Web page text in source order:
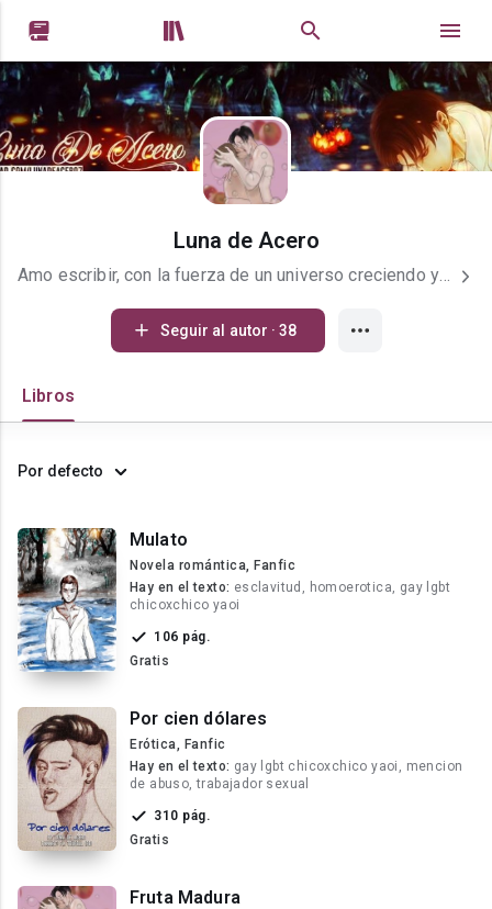
 
Luna de Acero
Amo escribir, con la fuerza de un universo creciendo y expandiéndose. Los años pasan, uno envejece, los hijos maduran, pero el amor por leer y escribir jamás mengua. Soy una escritora de alma, llevo más de 10 años escribiendo desde as sombras, sueño con que algún día pueda ver publicados mis libros, este sueño unca será abandonado. Me gusta escribir más que nada sobre romance LGTBi+, espero se sientan a gusto conmigo y también tienen la opción para seguir de largo. Verán que por lo general los nombres de los protagonistas son los mismos, eso se debe a que he tomado solo los nombres de dos personajes que amo mucho de la serie Shingeki no Kyojin (Attack on titan), solo los nombres, de todas maneras mis textos están todos registrados bajo los certificados digitales de Safe Creative, con lo cual está prohibida su reproducción total o parcial. Si llegaste a leer hasta aquí, muchas gracias, ahora sí a leer! Apreciaria pudieras dejar un comentario para saber como vamos, críticas constructivas son bien recibidas.
Seguir al autor · 38
Libros
Por defecto
Mulato
Novela romántica, Fanfic
Hay en el texto: esclavitud, homoerotica, gay lgbt
chicoxchico yaoi
106 pág.
Gratis
Por cien dólares
Erótica, Fanfic
Hay en el texto: gay lgbt chicoxchico yaoi, mencion
de abuso, trabajador sexual
310 pág.
Gratis
Fruta Madura